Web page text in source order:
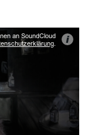
an SoundCloud
. i